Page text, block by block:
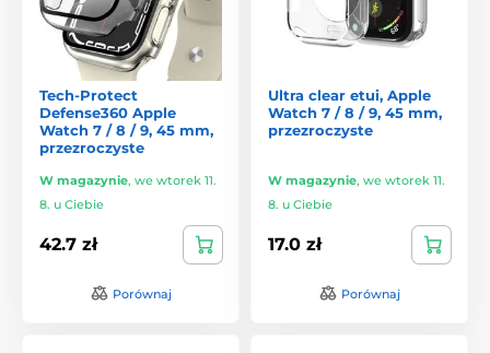
Tech-Protect
Defense360 Apple
Watch 7 / 8 / 9, 45 mm,
przezroczyste
W magazynie, we wtorek 11.
8. u Ciebie
42.7 zł
Porównaj
Ultra clear etui, Apple
Watch 7 / 8 / 9, 45 mm,
przezroczyste
W magazynie, we wtorek 11.
8. u Ciebie
17.0 zł
Porównaj